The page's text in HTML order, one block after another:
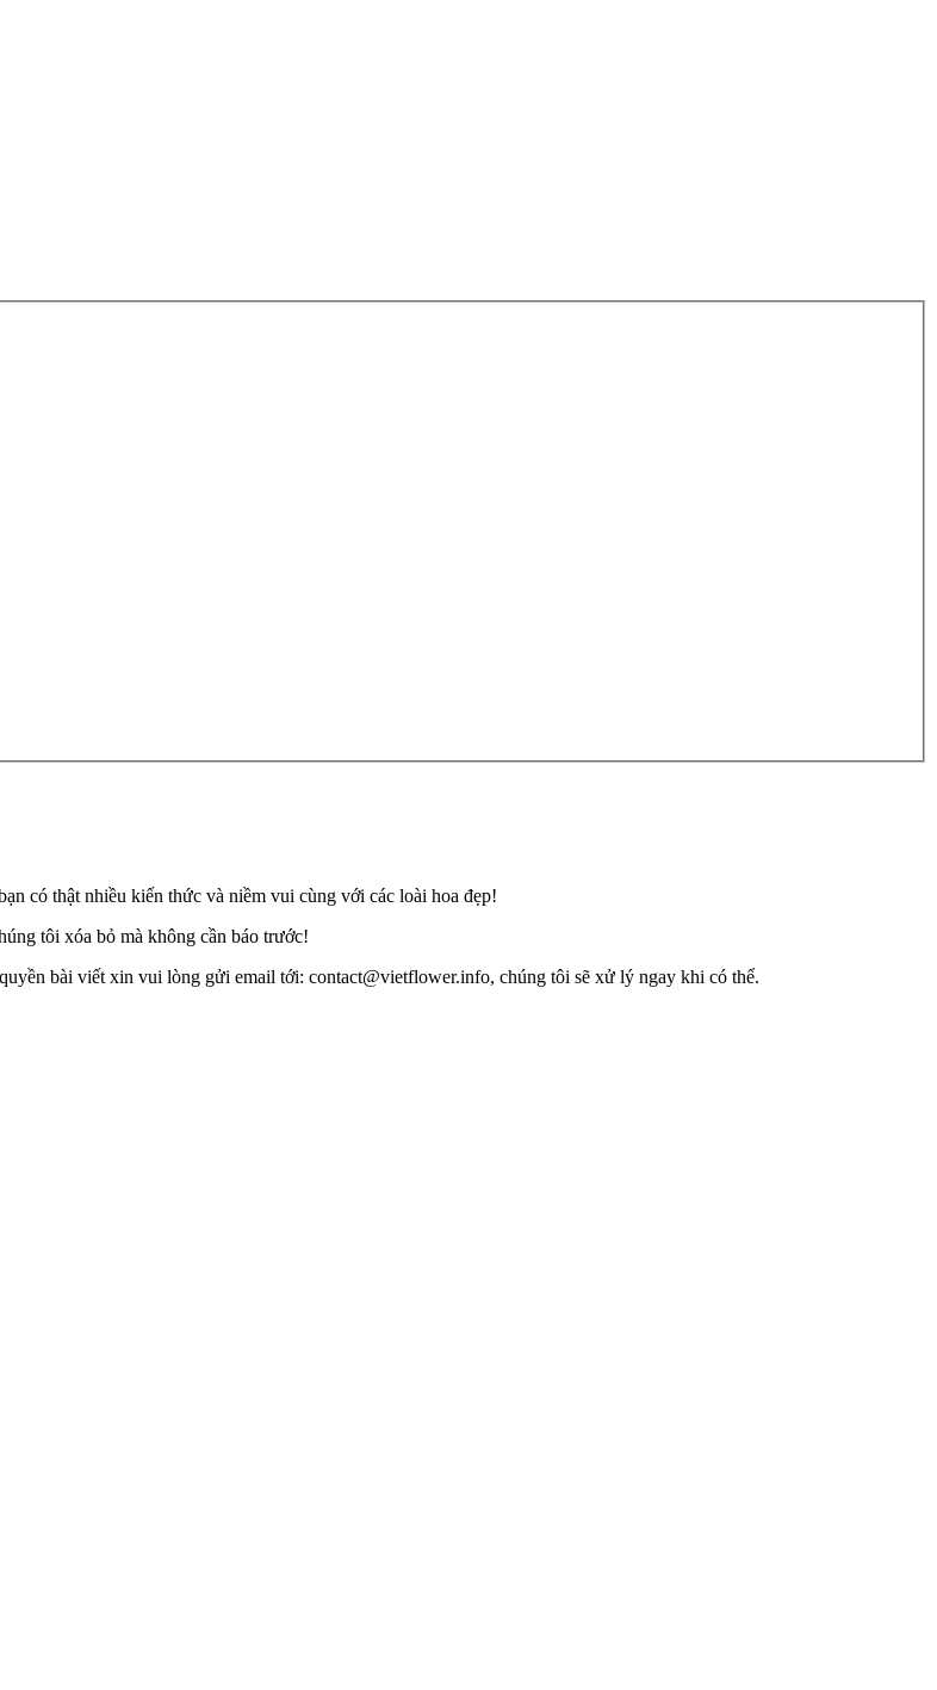
có thật nhiều kiến thức và niềm vui cùng với các loài hoa đẹp!
tôi xóa bỏ mà không cần báo trước!
bài viết xin vui lòng gửi email tới: contact@vietflower.info, chúng tôi sẽ xử lý ngay khi có thể.